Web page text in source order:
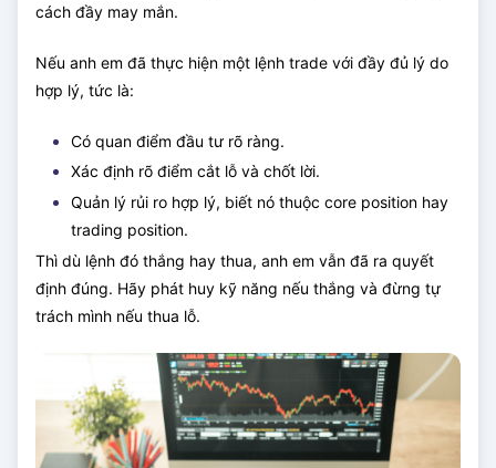
cách đầy may mắn.
Nếu anh em đã thực hiện một lệnh trade với đầy đủ lý do
hợp lý, tức là:
Có quan điểm đầu tư rõ ràng.
Xác định rõ điểm cắt lỗ và chốt lời.
Quản lý rủi ro hợp lý, biết nó thuộc core position hay
trading position.
Thì dù lệnh đó thắng hay thua, anh em vẫn đã ra quyết
định đúng. Hãy phát huy kỹ năng nếu thắng và đừng tự
trách mình nếu thua lỗ.